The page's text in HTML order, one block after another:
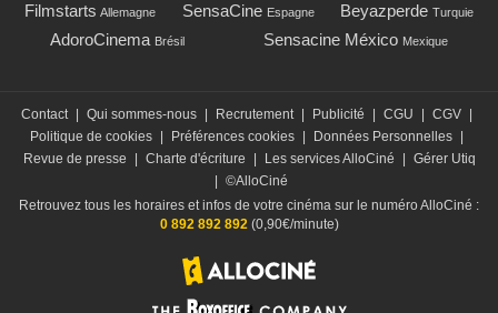
Filmstarts Allemagne SensaCine Espagne Beyazperde Turquie
AdoroCinema Brésil Sensacine México Mexique
Contact Qui sommes-nous Recrutement Publicité CGU CGV
Politique de cookies
Préférences cookies Données Personnelles
Revue de presse
Charte d'écriture Les services AlloCiné
Gérer Utiq
©AlloCiné
Retrouvez tous les horaires et infos de votre cinéma sur le numéro AlloCiné :
0 892 892 892(0,90€/minute)